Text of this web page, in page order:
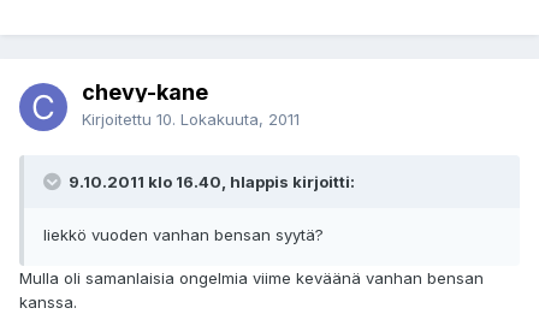
chevy-kane
Kirjoitettu 10. Lokakuuta, 2011
9.10.2011 klo 16.40, hlappis kirjoitti:
liekkö vuoden vanhan bensan syytä?
Mulla oli samanlaisia ongelmia viime keväänä vanhan bensan
kanssa.